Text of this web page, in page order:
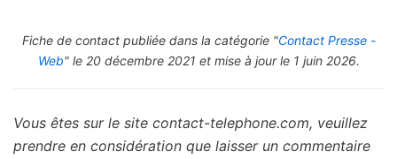
Fiche de contact publiée dans la catégorie "Contact Presse -
Web" le 20 décembre 2021 et mise à jour le 1 juin 2026.
Vous êtes sur le site contact-telephone.com, veuillez
prendre en considération que laisser un commentaire